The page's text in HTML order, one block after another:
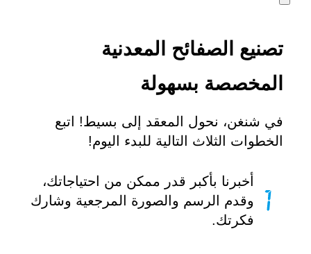
تصنيع الصفائح المعدنية
المخصصة بسهولة
في شنغن، نحول المعقد إلى بسيط! اتبع
الخطوات الثلاث التالية للبدء اليوم!
أخبرنا بأكبر قدر ممكن من احتياجاتك،
وقدم الرسم والصورة المرجعية وشارك
فكرتك.